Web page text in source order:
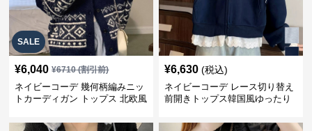
SALE
¥6,040 ¥6710(割引前)
ネイビーコーデ 幾何柄編みニッ
トカーディガン トップス 北欧風
¥6,630 (税込)
ネイビーコーデ レース切り替え
前開きトップス韓国風ゆったり